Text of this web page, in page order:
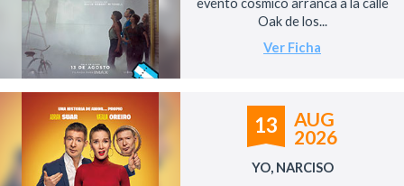
evento cósmico arranca a la calle
Oak de los...
Ver Ficha
13
AUG
2026
YO, NARCISO